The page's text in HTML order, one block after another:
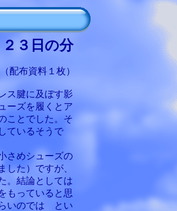
３日の分
配布資料１枚）
ス腱に及ぼす影
ーズを履くとア
ことでした。そ
ているそうで
さめシューズの
した）ですが、
。結論としては
もっていると思
いのでは とい